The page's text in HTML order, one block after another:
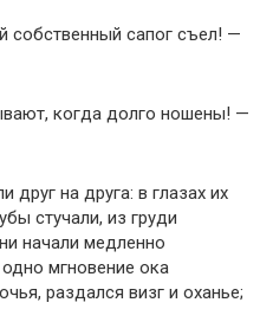
собственный сапог съел! —
когда долго ношены! —
друг на друга: в глазах их
стучали, из груди
начали медленно
мгновение ока
раздался визг и оханье;